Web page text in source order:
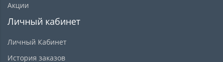
Акции
Личный кабинет
Личный Кабинет
История заказов